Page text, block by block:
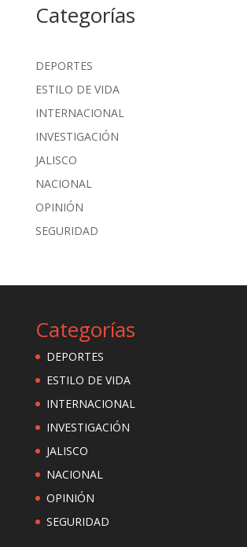
Categorías
DEPORTES
ESTILO DE VIDA
INTERNACIONAL
INVESTIGACIÓN
JALISCO
NACIONAL
OPINIÓN
SEGURIDAD
Categorías
DEPORTES
ESTILO DE VIDA
INTERNACIONAL
INVESTIGACIÓN
JALISCO
NACIONAL
OPINIÓN
SEGURIDAD